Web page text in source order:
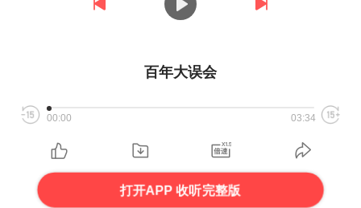
百年大误会
00:00 03:34
打开APP 收听完整版